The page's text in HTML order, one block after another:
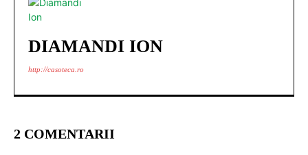
DIAMANDI ION
http://casoteca.ro
2 COMENTARII